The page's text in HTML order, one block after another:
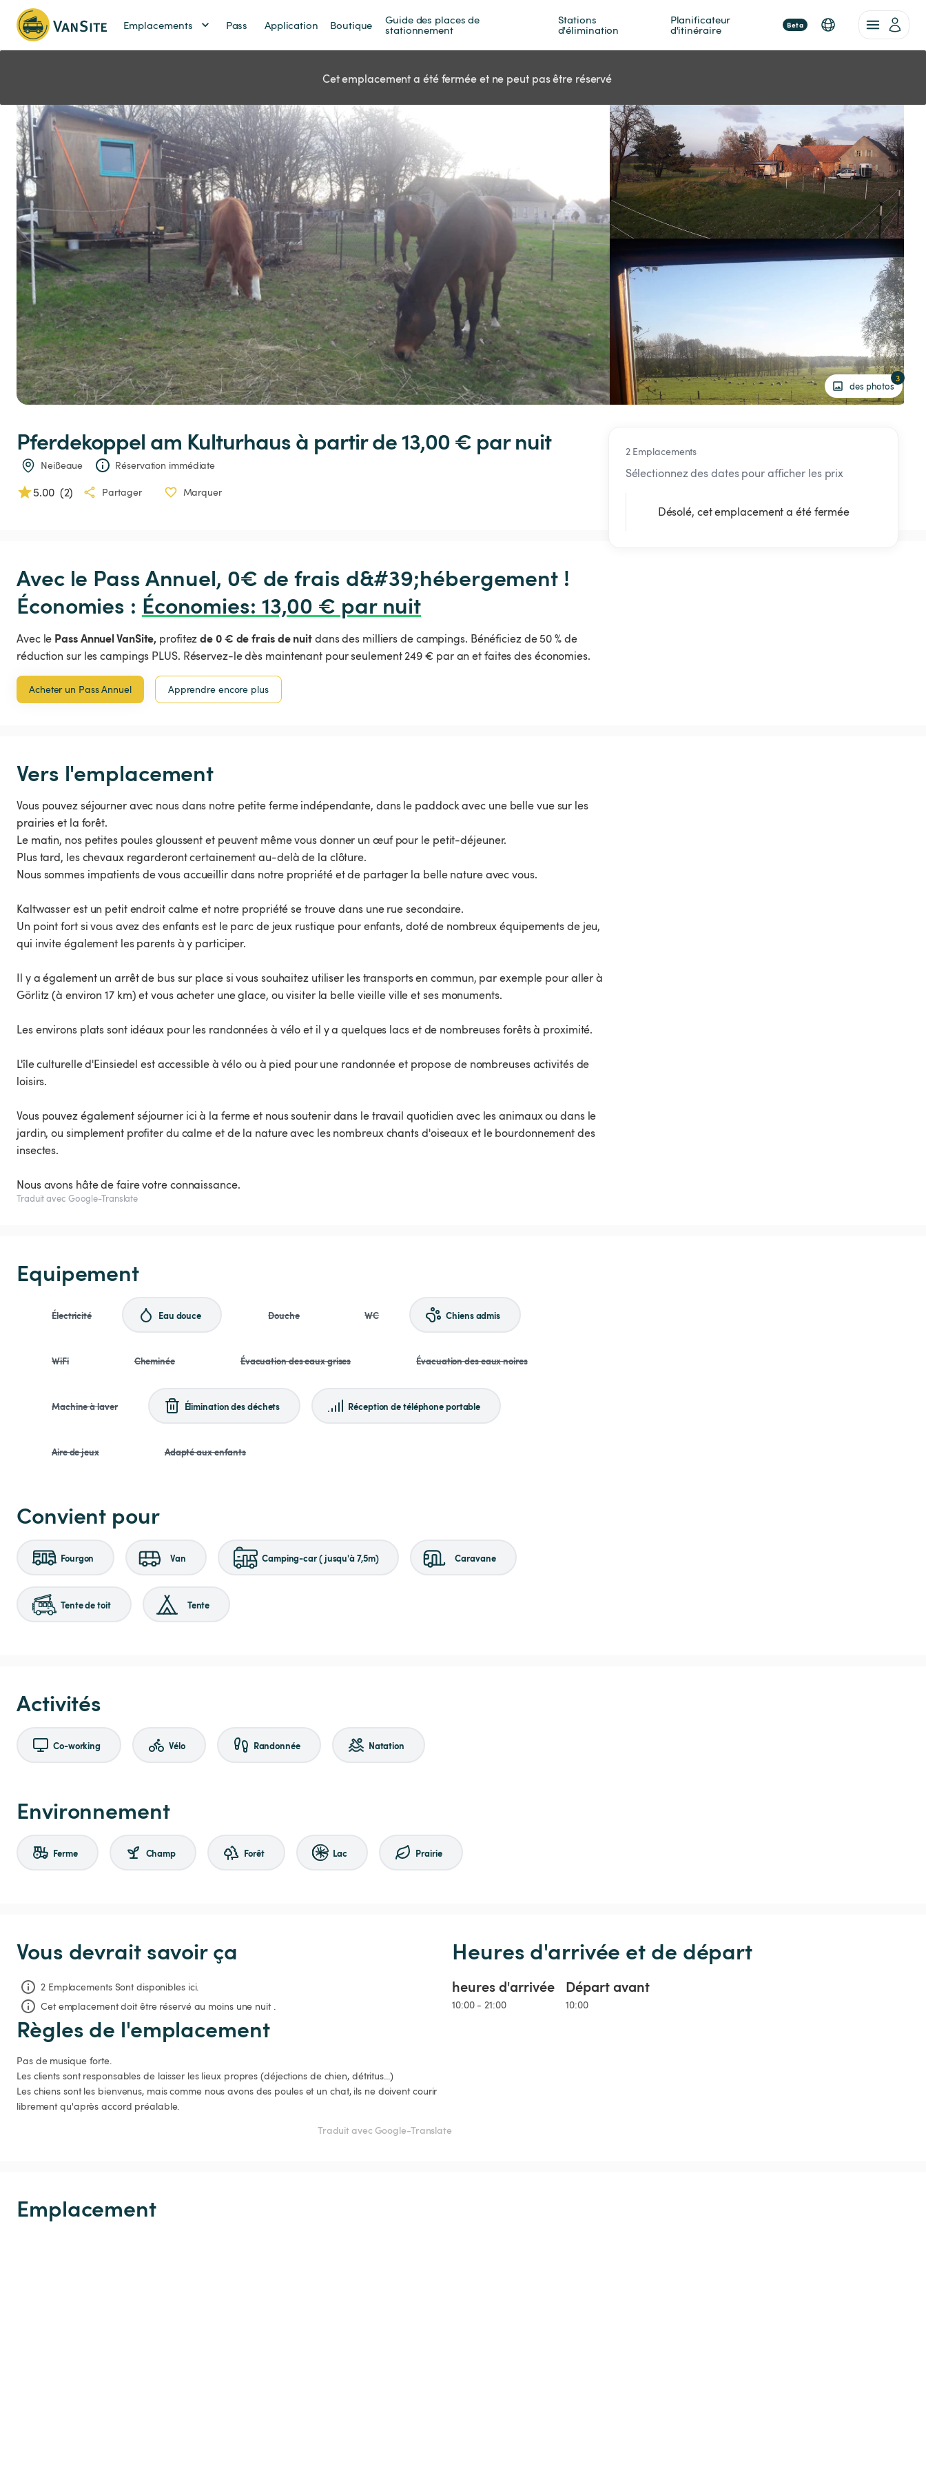
Emplacements Pass Application Boutique Guide des places de
stationnement
Stations
d'élimination
Planificateur
d'itinéraire Beta
Cet emplacement a été fermée et ne peut pas être réservé
des photos
3
Pferdekoppel am Kulturhaus à partir de 13,00 € par nuit
Neißeaue Réservation immédiate
5.00 (2) Partager Marquer
2 Emplacements
Sélectionnez des dates pour afficher les prix
Désolé, cet emplacement a été fermée
Avec le Pass Annuel, 0€ de frais d&#39;hébergement !
Économies : Économies: 13,00 € par nuit
Avec le Pass Annuel VanSite, profitezde 0 € de frais de nuitdans des milliers de campings. Bénéficiez de 50 % de
réduction sur les campings PLUS. Réservez-le dès maintenant pour seulement 249 € par an et faites des économies.
Acheter un Pass Annuel Apprendre encore plus
Vers l'emplacement
Vous pouvez séjourner avec nous dans notre petite ferme indépendante, dans le paddock avec une belle vue sur les
prairies et la forêt.
Le matin, nos petites poules gloussent et peuvent même vous donner un œuf pour le petit-déjeuner.
Plus tard, les chevaux regarderont certainement au-delà de la clôture.
Nous sommes impatients de vous accueillir dans notre propriété et de partager la belle nature avec vous.
Kaltwasser est un petit endroit calme et notre propriété se trouve dans une rue secondaire.
Un point fort si vous avez des enfants est le parc de jeux rustique pour enfants, doté de nombreux équipements de jeu,
qui invite également les parents à y participer.
Il y a également un arrêt de bus sur place si vous souhaitez utiliser les transports en commun, par exemple pour aller à
Görlitz (à environ 17 km) et vous acheter une glace, ou visiter la belle vieille ville et ses monuments.
Les environs plats sont idéaux pour les randonnées à vélo et il y a quelques lacs et de nombreuses forêts à proximité.
L'île culturelle d'Einsiedel est accessible à vélo ou à pied pour une randonnée et propose de nombreuses activités de
loisirs.
Vous pouvez également séjourner ici à la ferme et nous soutenir dans le travail quotidien avec les animaux ou dans le
jardin, ou simplement profiter du calme et de la nature avec les nombreux chants d'oiseaux et le bourdonnement des
insectes.
Nous avons hâte de faire votre connaissance.
Traduit avec Google-Translate
Equipement
Électricité Eau douce Douche WC Chiens admis
WiFi Cheminée Évacuation des eaux grises Évacuation des eaux noires
Machine à laver Élimination des déchets Réception de téléphone portable
Aire de jeux Adapté aux enfants
Convient pour
Fourgon Van Camping-car (jusqu'à 7,5m) Caravane
Tente de toit Tente
Activités
Co-working Vélo Randonnée Natation
Environnement
Ferme Champ Forêt Lac Prairie
Vous devrait savoir ça
2 Emplacements Sont disponibles ici.
Cet emplacement doit être réservé au moins une nuit .
Heures d'arrivée et de départ
heures d'arrivée
10:00 - 21:00
Départ avant
10:00
Règles de l'emplacement
Pas de musique forte.
Les clients sont responsables de laisser les lieux propres (déjections de chien, détritus...)
Les chiens sont les bienvenus, mais comme nous avons des poules et un chat, ils ne doivent courir
librement qu'après accord préalable.
Traduit avec Google-Translate
Emplacement